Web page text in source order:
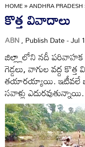
HOME»ANDHRA PRADESH
కొత్త వివాదాలు
ABN, Publish Date - Jul
జిల్ల్లాలోని నదీ పరివాహక
గెడ్డలు, వాగుల వద్ద
తయారయ్యాయి. ఇటీవలే
సవాళ్లు ఎదురవుతున్నాయి.